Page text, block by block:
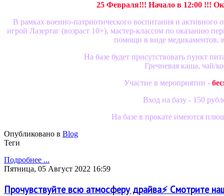
25 Февраля!!! Начало в 12:00 !!!
В рамках военно-патриотического воспитания и активного
игрой Лазертаг (возраст 10+), мастер-классом по оказанию
помощи в виде медикаментов,
На базе будет присутствовать пункт
Гречневая каша, чай/
Участие в мероприятии -
Вход на базу - 150
На базе в прокате имеются
Опубликовано в Blog
Теги
Подробнее ...
Пятница, 05 Август 2022 16:59
Прочувствуйте всю атмосферу драйва⚡ Смотрите